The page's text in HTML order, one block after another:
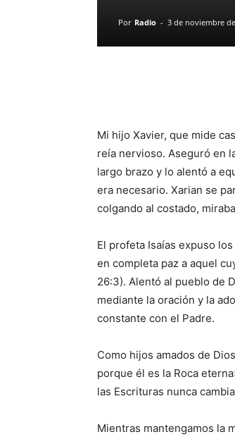
Por Radio - 3 de noviembre
Mi hijo Xavier, que mide
reía nervioso. Aseguró en
largo brazo y lo alentó a
era necesario. Xarian se
colgando al costado,
El profeta Isaías expuso
en completa paz a aquel
26:3). Alentó al pueblo de
mediante la oración y la
constante con el Padre.
Como hijos amados de
porque él es la Roca
las Escrituras nunca
Mientras mantengamos la